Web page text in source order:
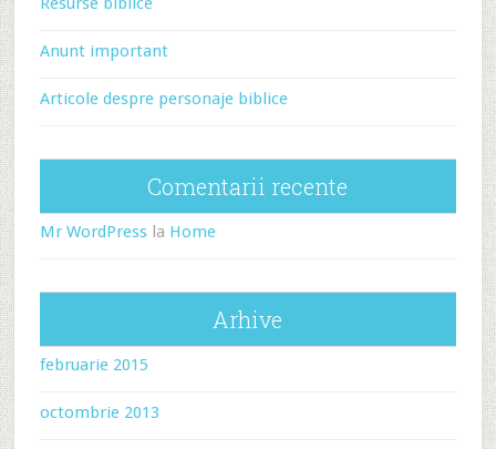
Anunt important
Articole despre personaje biblice
Comentarii recente
Mr WordPressla Home
Arhive
februarie 2015
octombrie 2013